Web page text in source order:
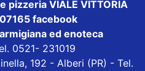
pizzeria VIALE VITTORIA
facebook
ed enoteca
0521- 231019
192 - Alberi (PR) - Tel.